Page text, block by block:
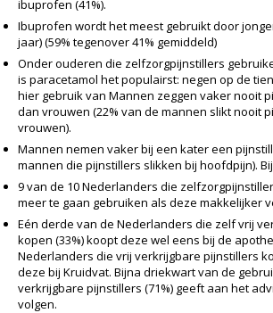
ibuprofen (41%).
Ibuprofen wordt het meest gebruikt door
jaar) (59% tegenover 41% gemiddeld)
Onder ouderen die zelfzorgpijnstillers
is paracetamol het populairst: negen op de
hier gebruik van Mannen zeggen vaker nooit
dan vrouwen (22% van de mannen slikt nooit
vrouwen).
Mannen nemen vaker bij een kater een
mannen die pijnstillers slikken bij hoofdpijn).
9 van de 10 Nederlanders die
meer te gaan gebruiken als deze makkelijker
Eén derde van de Nederlanders die zelf vrij
kopen (33%) koopt deze wel eens bij de
Nederlanders die vrij verkrijgbare pijnstillers
deze bij Kruidvat. Bijna driekwart van de
verkrijgbare pijnstillers (71%) geeft aan het
volgen.